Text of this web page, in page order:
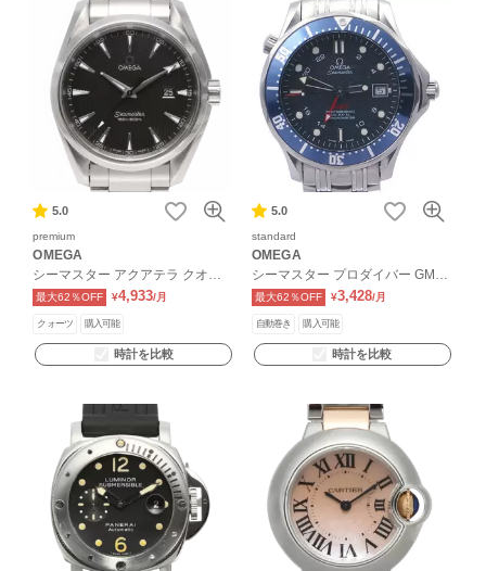
5.0
premium
OMEGA
シーマスター アクアテラ クオー
ツ
最大62％OFF ¥4,933/月
クォーツ 購入可能
時計を比較
5.0
standard
OMEGA
シーマスター プロダイバー GMT
コーアクシャル
最大62％OFF ¥3,428/月
自動巻き 購入可能
時計を比較